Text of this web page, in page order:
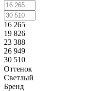
16 265
19 826
23 388
26 949
30 510
Оттенок
Светлый
Бренд